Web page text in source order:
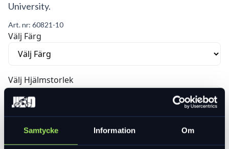
Samtycke Information Om
University.
Art. nr: 60821-10
Välj Färg
Välj Hjälmstorlek
Var vänlig välj ett alternativ för att se lagersaldo
699 kr